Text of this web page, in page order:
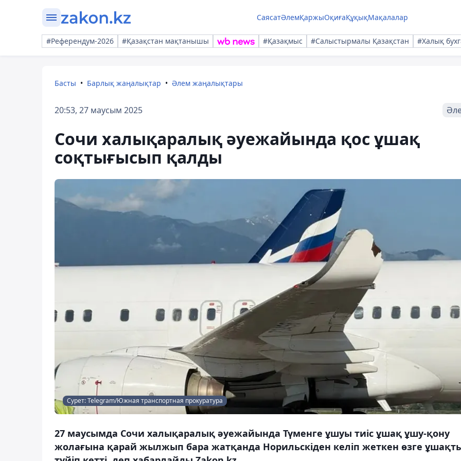
СаясатӘлемҚаржыОқиғаҚұқықМақалалар
#Референдум-2026 #Қазақстан мақтанышы #Қазақмыс #Салыстырмалы Қазақстан #Халық
Басты Барлық жаңалықтар Әлем жаңалықтары
20:53, 27 маусым 2025
Сочи халықаралық әуежайында қос ұшақ
соқтығысып қалды
Сурет: Telegram/Южная транспортная прокуратура
27 маусымда Сочи халықаралық әуежайында Түменге ұшуы тиіс ұшақ ұшу-қону
жолағына қарай жылжып бара жатқанда Норильскіден келіп жеткен өзге